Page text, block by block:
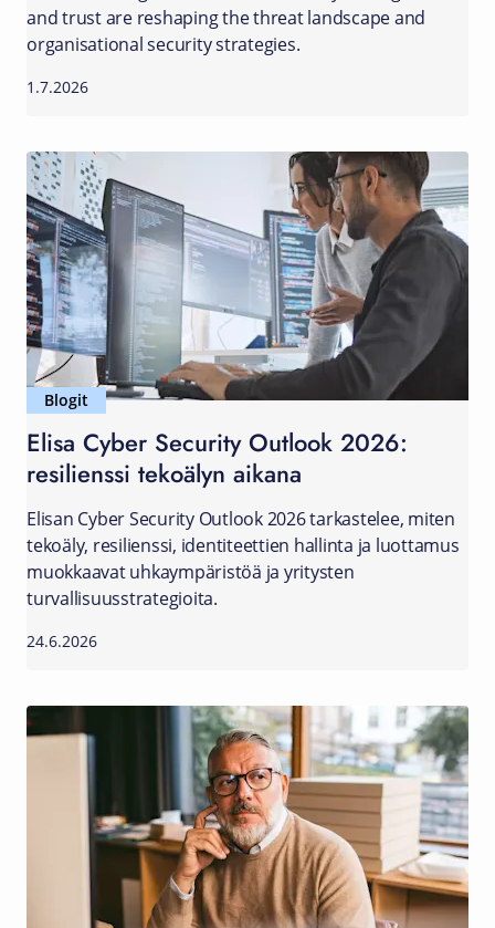
and trust are reshaping the threat landscape and
organisational security strategies.
1.7.2026
Blogit
Elisa Cyber Security Outlook 2026:
resilienssi tekoälyn aikana
Elisan Cyber Security Outlook 2026 tarkastelee, miten
tekoäly, resilienssi, identiteettien hallinta ja luottamus
muokkaavat uhkaympäristöä ja yritysten
turvallisuusstrategioita.
24.6.2026